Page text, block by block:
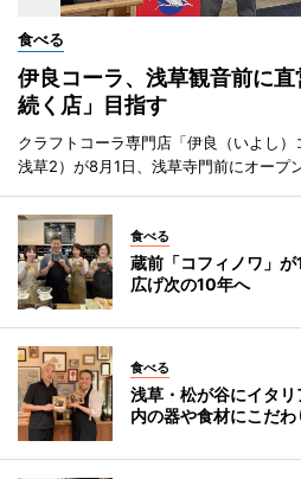
食べる
伊良コーラ、浅草観音前に
続く店」目指す
クラフトコーラ専門店「伊良（いよし
浅草2）が8月1日、浅草寺門前にオープ
食べる
蔵前「コフィノワ」
広げ次の10年へ
食べる
浅草・松が谷にイタ
内の器や食材にこだわ